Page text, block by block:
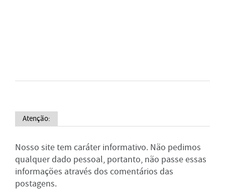
Atenção:
Nosso site tem caráter informativo. Não pedimos
qualquer dado pessoal, portanto, não passe essas
informações através dos comentários das
postagens.